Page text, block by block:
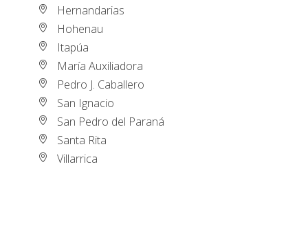
Hernandarias
Hohenau
Itapúa
María Auxiliadora
Pedro J. Caballero
San Ignacio
San Pedro del Paraná
Santa Rita
Villarrica